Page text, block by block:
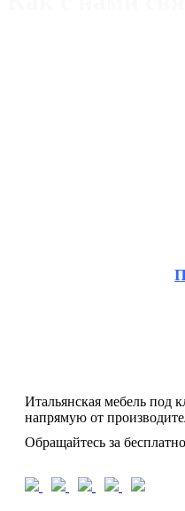
Итальянская мебель под
напрямую от
Обращайтесь за